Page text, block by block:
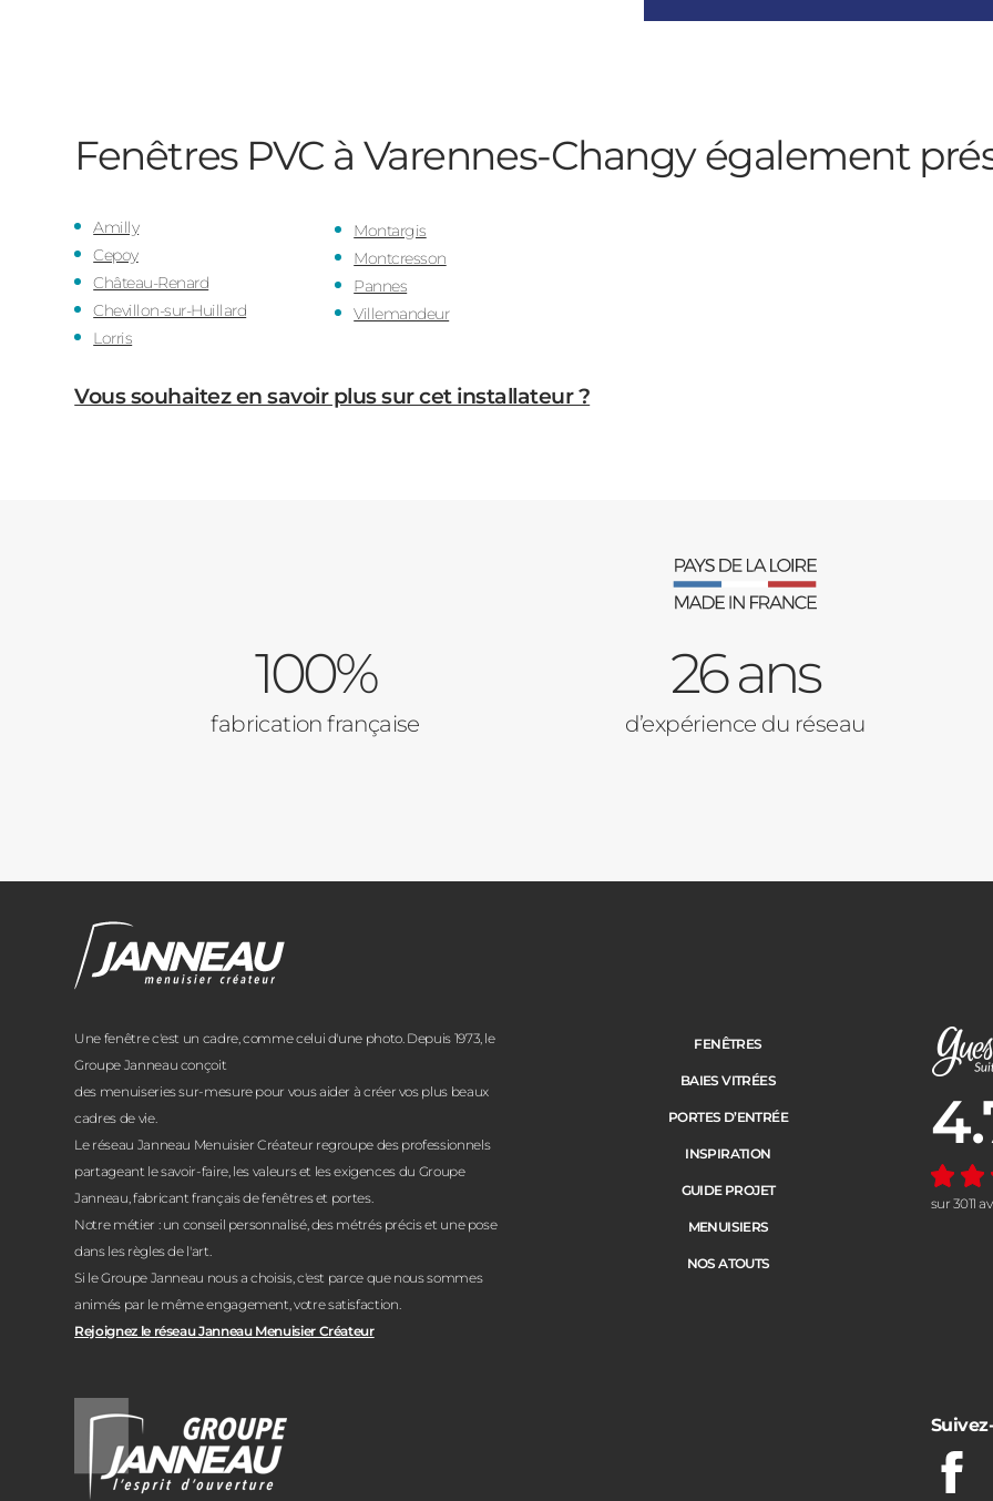
Fenêtres PVC à Varennes-Changyégalement
Amilly
Cepoy
Château-Renard
Chevillon-sur-Huillard
Lorris
Montargis
Montcresson
Pannes
Villemandeur
Vous souhaitez en savoir plus sur cet installateur ?
100%
fabrication française
26 ans
d’expérience du réseau
Une fenêtre c'est un cadre, comme celui d'une photo. Depuis 1973, le
Groupe Janneau conçoit
des menuiseries sur-mesure pour vous aider à créer vos plus beaux
cadres de vie.
Le réseau Janneau Menuisier Créateur regroupe des professionnels
partageant le savoir-faire, les valeurs et les exigences du Groupe
Janneau, fabricant français de fenêtres et portes.
Notre métier : un conseil personnalisé, des métrés précis et une pose
dans les règles de l'art.
Si le Groupe Janneau nous a choisis, c'est parce que nous sommes
animés par le même engagement, votre satisfaction.
Rejoignez le réseau Janneau Menuisier Créateur
FENÊTRES
BAIES VITRÉES
PORTES D’ENTRÉE
INSPIRATION
GUIDE PROJET
MENUISIERS
NOS ATOUTS
Note
sur 3011